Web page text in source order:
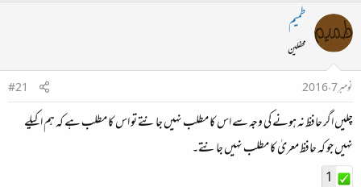
ب
ل
ڑ
ی
خ
ا
د
ا
طمیم
محفلین
نومبر 7، 2016
#21
چلیں اگر حافظ نہ ہونے کی وجہ سے اس کا مطلب نہیں جانتے تو اس کا مطلب ہے کہ ہم اکیلے
نہیں جو کہ حافظ معریٰ کا مطلب نہیں جانتے۔
1